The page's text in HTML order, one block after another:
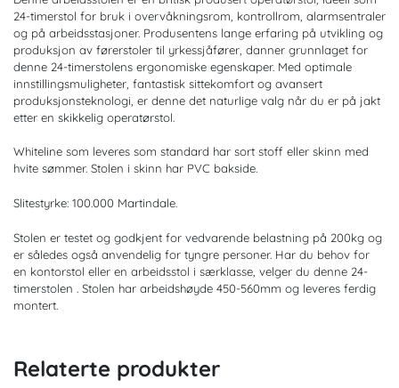
24-timerstol for bruk i overvåkningsrom, kontrollrom, alarmsentraler
og på arbeidsstasjoner. Produsentens lange erfaring på utvikling og
produksjon av førerstoler til yrkessjåfører, danner grunnlaget for
denne 24-timerstolens ergonomiske egenskaper. Med optimale
innstillingsmuligheter, fantastisk sittekomfort og avansert
produksjonsteknologi, er denne det naturlige valg når du er på jakt
etter en skikkelig operatørstol.
Whiteline som leveres som standard har sort stoff eller skinn med
hvite sømmer. Stolen i skinn har PVC bakside.
Slitestyrke: 100.000 Martindale.
Stolen er testet og godkjent for vedvarende belastning på 200kg og
er således også anvendelig for tyngre personer. Har du behov for
en kontorstol eller en arbeidsstol i særklasse, velger du denne 24-
timerstolen . Stolen har arbeidshøyde 450-560mm og leveres ferdig
montert.
Relaterte produkter